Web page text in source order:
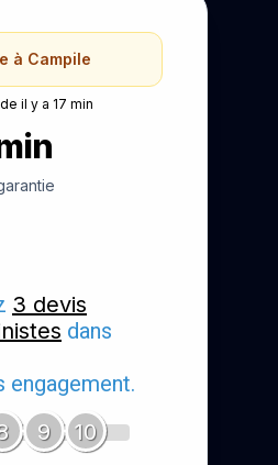
à Campile
il y a 17 min
3 devis
dans
engagement.
9 10